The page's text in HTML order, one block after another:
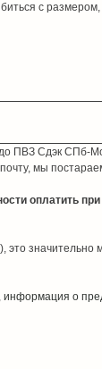
с размером,
ПВЗ Сдэк СПб-
мы
оплатить
значительно
о